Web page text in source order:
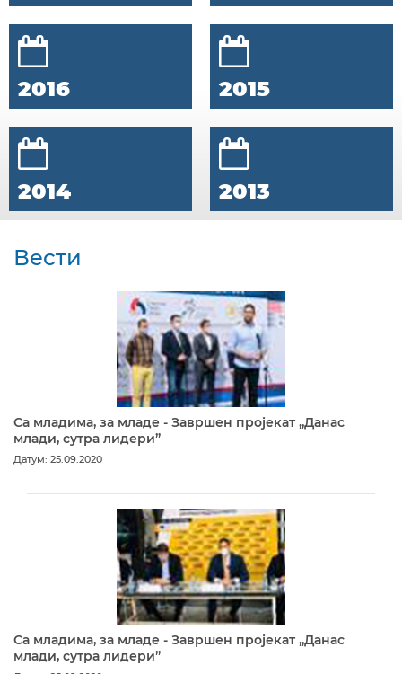
2016 2015
2014 2013
Вести
Са младима, за младе - Завршен пројекат „Данас
млади, сутра лидери”
Датум: 25.09.2020
Са младима, за младе - Завршен пројекат „Данас
млади, сутра лидери”